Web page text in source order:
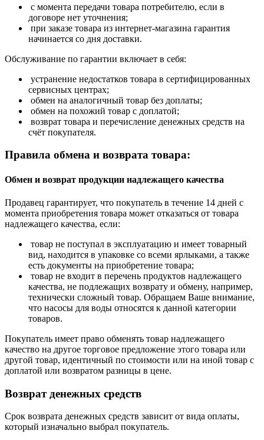
с момента передачи товара потребителю, если в
договоре нет уточнения;
при заказе товара из интернет-магазина гарантия
начинается со дня доставки.
Обслуживание по гарантии включает в себя:
устранение недостатков товара в сертифицированных
сервисных центрах;
обмен на аналогичный товар без доплаты;
обмен на похожий товар с доплатой;
возврат товара и перечисление денежных средств на
счёт покупателя.
Правила обмена и возврата товара:
Обмен и возврат продукции надлежащего качества
Продавец гарантирует, что покупатель в течение 14 дней с
момента приобретения товара может отказаться от товара
надлежащего качества, если:
товар не поступал в эксплуатацию и имеет товарный
вид, находится в упаковке со всеми ярлыками, а также
есть документы на приобретение товара;
товар не входит в перечень продуктов надлежащего
качества, не подлежащих возврату и обмену, например,
технически сложный товар. Обращаем Ваше внимание,
что насосы для воды относятся к данной категории
товаров.
Покупатель имеет право обменять товар надлежащего
качество на другое торговое предложение этого товара или
другой товар, идентичный по стоимости или на иной товар с
доплатой или возвратом разницы в цене.
Возврат денежных средств
Срок возврата денежных средств зависит от вида оплаты,
который изначально выбрал покупатель.